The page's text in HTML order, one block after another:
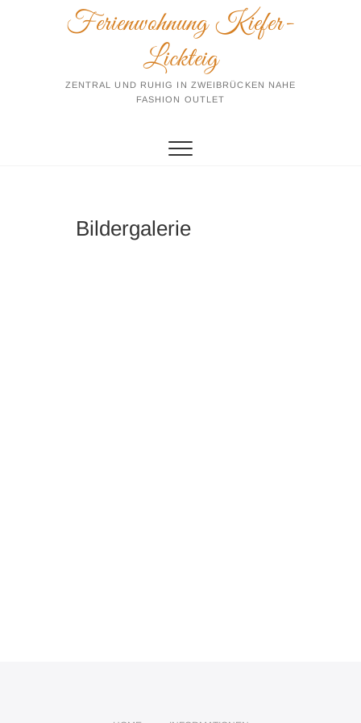
Ferienwohnung Kiefer-
Lickteig
ZENTRAL UND RUHIG IN ZWEIBRÜCKEN NAHE
FASHION OUTLET
Bildergalerie